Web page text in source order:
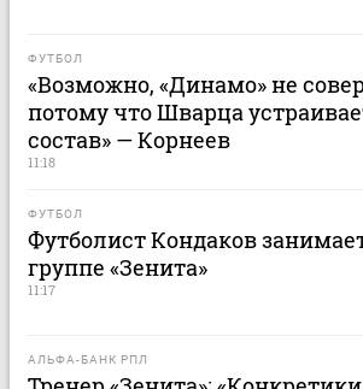
ФУТБОЛ
«Возможно, «Динамо» не
потому что Шварца
состав» — Корнеев
11:18
ФУТБОЛ
Футболист Кондаков
группе «Зенита»
11:17
АЛЬФА-БАНК РПЛ